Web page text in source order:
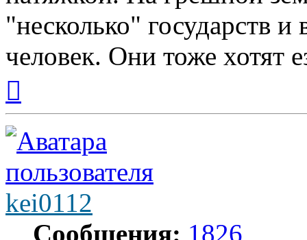
"несколько" государств
человек. Они тоже хотят
началу
kei0112
Сообщения: 1826